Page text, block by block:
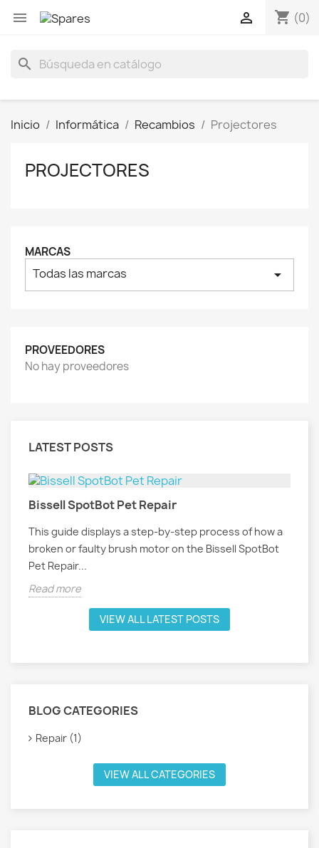
 shopping_cart (0)

search
Inicio Informática Recambios Projectores
PROJECTORES
MARCAS
Todas las marcas arrow_drop_down
PROVEEDORES
No hay proveedores
LATEST POSTS
Bissell SpotBot Pet Repair
This guide displays a step-by-step process of how a
broken or faulty brush motor on the Bissell SpotBot
Pet Repair...
Read more
VIEW ALL LATEST POSTS
BLOG CATEGORIES
Repair (1)
VIEW ALL CATEGORIES